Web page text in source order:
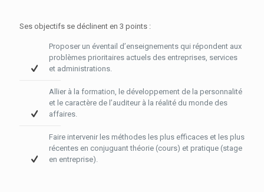
Ses objectifs se déclinent en 3 points :
Proposer un éventail d’enseignements qui répondent aux
problèmes prioritaires actuels des entreprises, services
et administrations.
Allier à la formation, le développement de la personnalité
et le caractère de l’auditeur à la réalité du monde des
affaires.
Faire intervenir les méthodes les plus efficaces et les plus
récentes en conjuguant théorie (cours) et pratique (stage
en entreprise).